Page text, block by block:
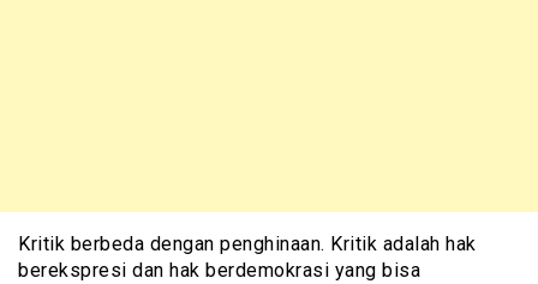
Kritik berbeda dengan penghinaan. Kritik adalah hak
berekspresi dan hak berdemokrasi yang bisa